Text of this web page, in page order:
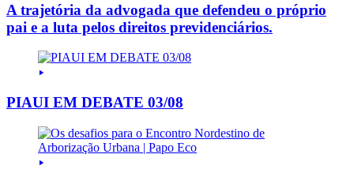
A trajetória da advogada que defendeu o próprio
pai e a luta pelos direitos previdenciários.
PIAUI EM DEBATE 03/08